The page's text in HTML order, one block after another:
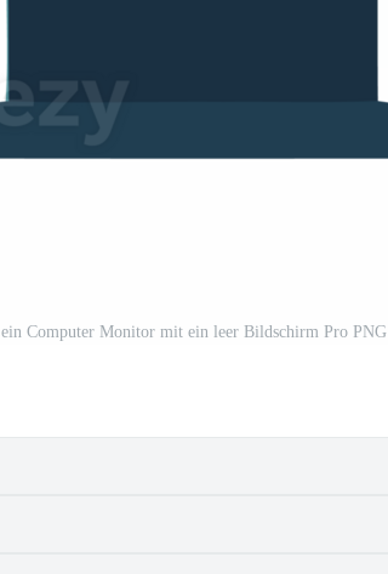
ein Computer Monitor mit ein leer Bildschirm Pro PNG